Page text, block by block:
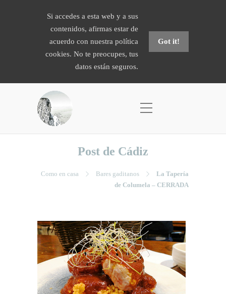
Si accedes a esta web y a sus
contenidos, afirmas estar de
acuerdo con nuestra política
cookies. No te preocupes, tus
datos están seguros.
Got it!
Post de Cádiz
Como en casa Bares gaditanos
La Tapería
de Columela – CERRADA